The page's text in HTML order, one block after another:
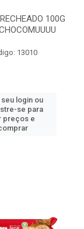
100G
13010
seu login ou
se para
preços e